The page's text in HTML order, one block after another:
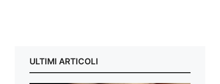
ULTIMI ARTICOLI